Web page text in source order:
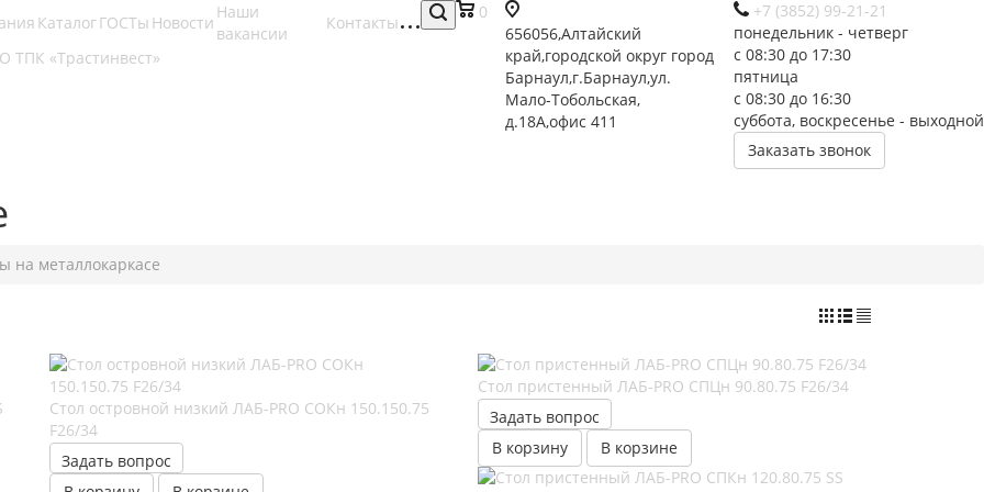
+7 (3852) 99-21-21
понедельник - четверг
с 08:30 до 17:30
пятница
с 08:30 до 16:30
суббота, воскресенье - выходной
Заказать звонок
656056,Алтайский
край,городской округ город
Барнаул,г.Барнаул,ул.
Мало-Тобольская,
д.18А,офис 411
0
КаталогГОСТы Новости
Наши
вакансии
Контакты
на металлокаркасе
Стол островной низкий ЛАБ-PRO CОКн 150.150.75
F26/34
Задать вопрос
Стол пристенный ЛАБ-PRO CПЦн 90.80.75 F26/34
Задать вопрос
В корзину
В корзине